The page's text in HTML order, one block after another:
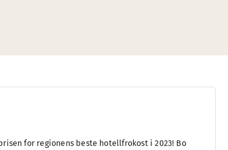
for regionens beste hotellfrokost i 2023! Bo